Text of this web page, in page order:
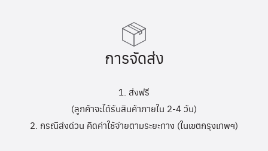
การจัดส่ง
1. ส่งฟรี
(ลูกค้าจะได้รับสินค้าภายใน 2-4 วัน)
2. กรณีส่งด่วน คิดค่าใช้จ่ายตามระยะทาง (ในเขตกรุงเทพฯ)